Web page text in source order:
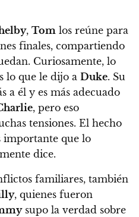
, Tom los reúne para
finales, compartiendo
. Curiosamente, lo
lo que le dijo a Duke. Su
a él y es más adecuado
, pero eso
tensiones. El hecho
importante que lo
dice.
familiares, también
, quienes fueron
supo la verdad sobre